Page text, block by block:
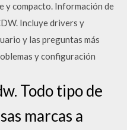
y compacto. Información de
Incluye drivers y
y las preguntas más
y configuración
Todo tipo de
marcas a